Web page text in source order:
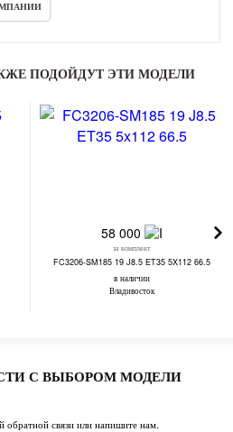
ПОДОЙДУТ ЭТИ МОДЕЛИ
58 000
за комплект
FC3206-SM185 19 J8.5 ET35 5X112 66.5
в наличии
Владивосток
С ВЫБОРОМ МОДЕЛИ
обратной связи или напишите нам.